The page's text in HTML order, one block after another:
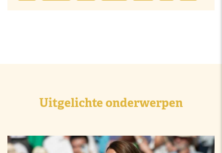
Uitgelichte onderwerpen